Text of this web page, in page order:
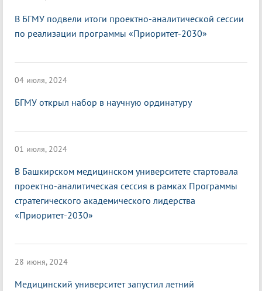
В БГМУ подвели итоги проектно-аналитической сессии
по реализации программы «Приоритет-2030»
04 июля, 2024
БГМУ открыл набор в научную ординатуру
01 июля, 2024
В Башкирском медицинском университете стартовала
проектно-аналитическая сессия в рамках Программы
стратегического академического лидерства
«Приоритет-2030»
28 июня, 2024
Медицинский университет запустил летний